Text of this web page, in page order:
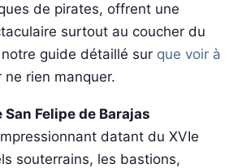
de pirates, offrent une
surtout au coucher du
guide détaillé sur que voir à
ne rien manquer.
Felipe de Barajas
datant du XVIe
souterrains, les bastions,